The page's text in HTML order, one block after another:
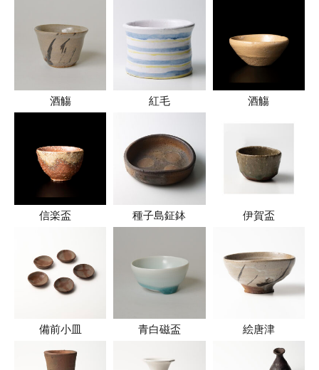
酒觴 紅毛 酒觴
信楽盃 種子島鉦鉢 伊賀盃
備前小皿 青白磁盃 絵唐津